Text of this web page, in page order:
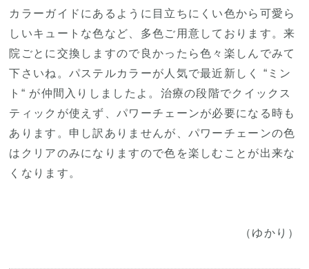
カラーガイドにあるように目立ちにくい色から可愛ら
しいキュートな色など、多色ご用意しております。来
院ごとに交換しますので良かったら色々楽しんでみて
下さいね。パステルカラーが人気で最近新しく “ミン
ト“ が仲間入りしましたよ。治療の段階でクイックス
ティックが使えず、パワーチェーンが必要になる時も
あります。申し訳ありませんが、パワーチェーンの色
はクリアのみになりますので色を楽しむことが出来な
くなります。
（ゆかり）